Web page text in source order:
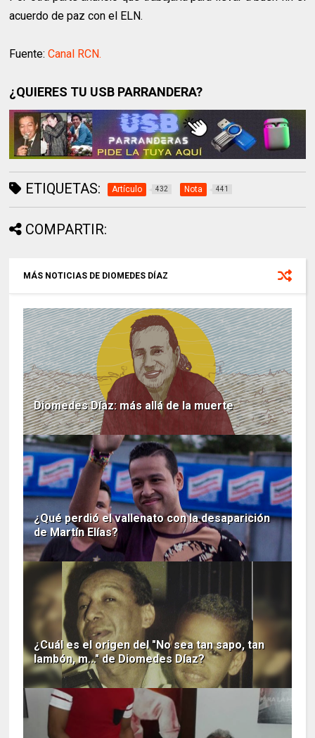
acuerdo de paz con el ELN.
Fuente:Canal RCN.
¿QUIERES TU USB PARRANDERA?
ETIQUETAS: Artículo 432 Nota 441
COMPARTIR:
MÁS NOTICIAS DE DIOMEDES DÍAZ
Diomedes Díaz: más allá de la muerte
¿Qué perdió el vallenato con la desaparición
de Martín Elías?
¿Cuál es el origen del "No sea tan sapo, tan
lambón, m..." de Diomedes Díaz?